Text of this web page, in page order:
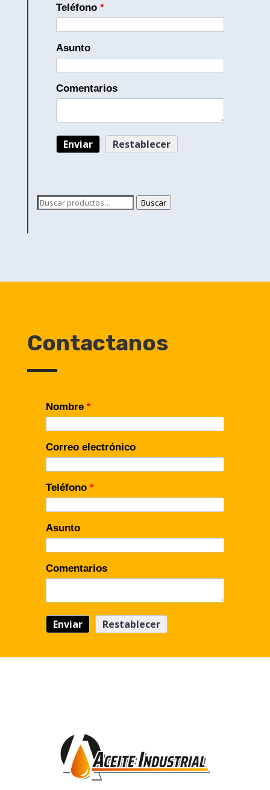
Teléfono *
Asunto
Comentarios
Buscar
Buscar
Contactanos
Nombre *
Correo electrónico
Teléfono *
Asunto
Comentarios